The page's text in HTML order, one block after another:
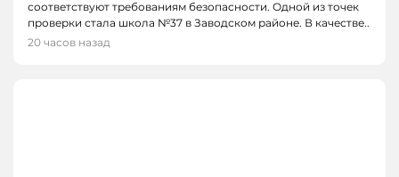
соответствуют требованиям безопасности. Одной из точек
проверки стала школа №37 в Заводском районе. В качестве..
20 часов назад